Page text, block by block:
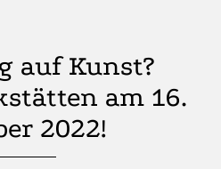
auf Kunst?
am 16.
2022!